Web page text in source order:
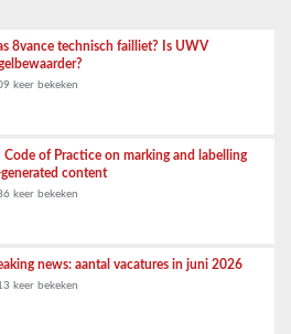
8vance technisch failliet? Is UWV
keer bekeken
Code of Practice on marking and labelling
content
keer bekeken
news: aantal vacatures in juni 2026
keer bekeken